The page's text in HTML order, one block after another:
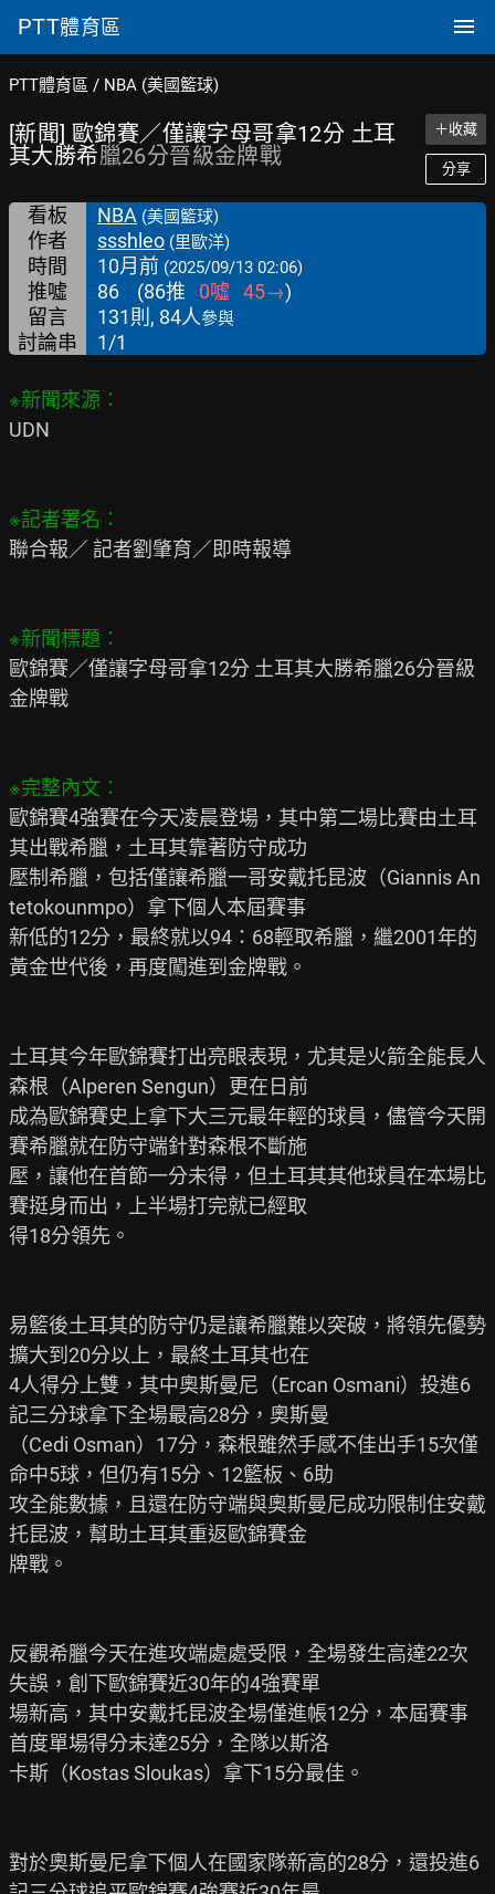
PTT體育區
PTT體育區 / NBA (美國籃球)
[新聞] 歐錦賽／僅讓字母哥拿12分 土耳
其大勝希臘26分晉級金牌戰
＋收藏
分享
看板 NBA (美國籃球)
作者 ssshleo (里歐洋)
時間 10月前 (2025/09/13 02:06)
推噓 86 (86推 0噓 45→)
留言
131則, 84人參與
討論串 1/1
UDN
聯合報／ 記者劉肇育／即時報導
歐錦賽／僅讓字母哥拿12分 土耳其大勝希臘26分晉級
金牌戰
歐錦賽4強賽在今天凌晨登場，其中第二場比賽由土耳
其出戰希臘，土耳其靠著防守成功
壓制希臘，包括僅讓希臘一哥安戴托昆波（Giannis An
tetokounmpo）拿下個人本屆賽事
新低的12分，最終就以94：68輕取希臘，繼2001年的
黃金世代後，再度闖進到金牌戰。
土耳其今年歐錦賽打出亮眼表現，尤其是火箭全能長人
森根（Alperen Sengun）更在日前
成為歐錦賽史上拿下大三元最年輕的球員，儘管今天開
賽希臘就在防守端針對森根不斷施
壓，讓他在首節一分未得，但土耳其其他球員在本場比
賽挺身而出，上半場打完就已經取
得18分領先。
易籃後土耳其的防守仍是讓希臘難以突破，將領先優勢
擴大到20分以上，最終土耳其也在
4人得分上雙，其中奧斯曼尼（Ercan Osmani）投進6
記三分球拿下全場最高28分，奧斯曼
（Cedi Osman）17分，森根雖然手感不佳出手15次僅
命中5球，但仍有15分、12籃板、6助
攻全能數據，且還在防守端與奧斯曼尼成功限制住安戴
托昆波，幫助土耳其重返歐錦賽金
牌戰。
反觀希臘今天在進攻端處處受限，全場發生高達22次
失誤，創下歐錦賽近30年的4強賽單
場新高，其中安戴托昆波全場僅進帳12分，本屆賽事
首度單場得分未達25分，全隊以斯洛
卡斯（Kostas Sloukas）拿下15分最佳。
對於奧斯曼尼拿下個人在國家隊新高的28分，還投進6